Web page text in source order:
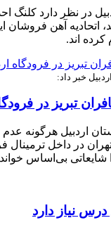
در نظر دارد کلنگ
اتحادیه آهن فروشان
اند.
خبر داد:
تبریز در
اردبیل هرگونه عدم
در داخل ترمینال
شایعاتی بی‌اساس